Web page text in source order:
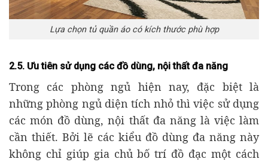
Lựa chọn tủ quần áo có kích thước phù hợp
2.5. Ưu tiên sử dụng các đồ dùng, nội thất đa năng
Trong các phòng ngủ hiện nay, đặc biệt là
những phòng ngủ diện tích nhỏ thì việc sử dụng
các món đồ dùng, nội thất đa năng là việc làm
cần thiết. Bởi lẽ các kiểu đồ dùng đa năng này
không chỉ giúp gia chủ bố trí đồ đạc một cách